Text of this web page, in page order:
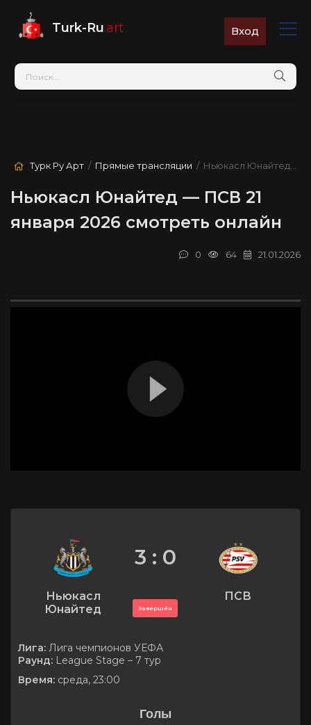
Turk-Ru.art Вход
Турк Ру Арт / Прямые трансляции / Ньюкасл Юнайтед — ПСВ
Ньюкасл Юнайтед — ПСВ 21
января 2026 смотреть онлайн
21.01.2026
64
0
Ньюкасл
Юнайтед
3 : 0
Завершён
ПСВ
Лига: Лига чемпионов УЕФА
Раунд: League Stage – 7 тур
Время: среда, 23:00
Голы